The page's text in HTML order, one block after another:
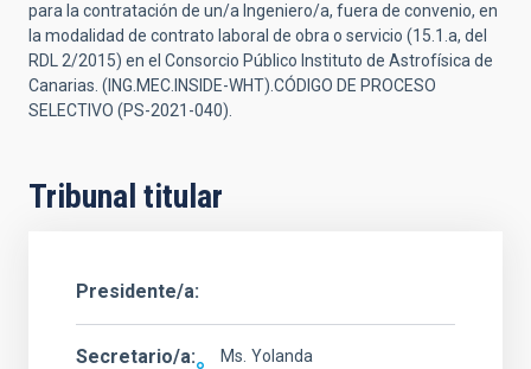
para la contratación de un/a Ingeniero/a, fuera de convenio, en
la modalidad de contrato laboral de obra o servicio (15.1.a, del
RDL 2/2015) en el Consorcio Público Instituto de Astrofísica de
Canarias. (ING.MEC.INSIDE-WHT).CÓDIGO DE PROCESO
SELECTIVO (PS-2021-040).
Tribunal titular
Presidente/a
Secretario/a Ms. Yolanda